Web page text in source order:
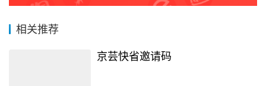
相关推荐
京芸快省邀请码